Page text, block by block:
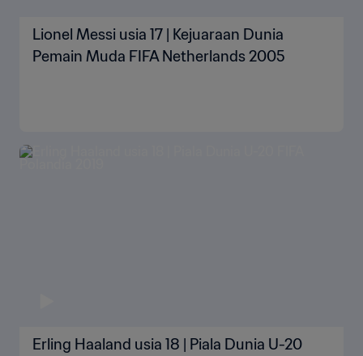
Lionel Messi usia 17 | Kejuaraan Dunia
Pemain Muda FIFA Netherlands 2005
Erling Haaland usia 18 | Piala Dunia U-20